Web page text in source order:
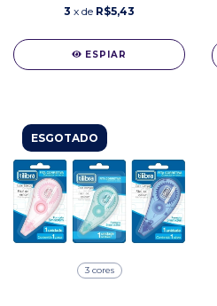
3 x de R$5,43
ESPIAR
ESGOTADO
3 cores